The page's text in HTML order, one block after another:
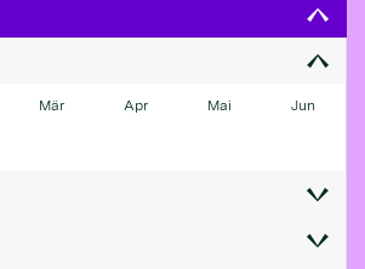
Mär Apr Mai Jun